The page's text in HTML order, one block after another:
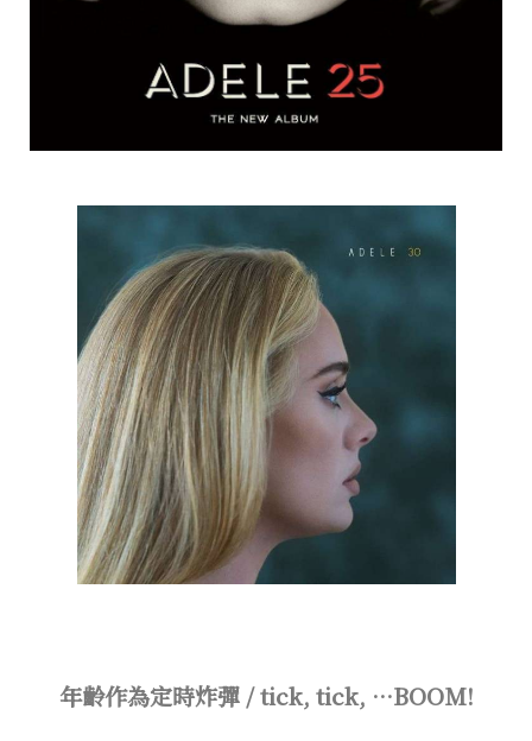
年齡作為定時炸彈 / tick, tick, …BOOM!